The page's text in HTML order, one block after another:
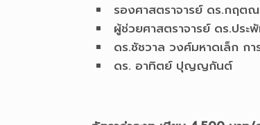
รองศาสตราจารย์ ดร.กฤต
ผู้ช่วยศาสตราจารย์ ดร.ปร
ดร.ชัชวาล วงศ์มหาดเล็ก ก
ดร. อาทิตย์ ปุญญกันต์